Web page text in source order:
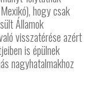
hogy csak
Államok
visszatérése azért
is épülnek
nagyhatalmakhoz